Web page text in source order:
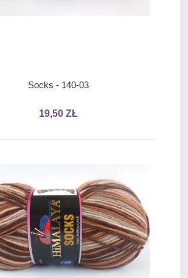
Socks - 140-03
19,50 ZŁ